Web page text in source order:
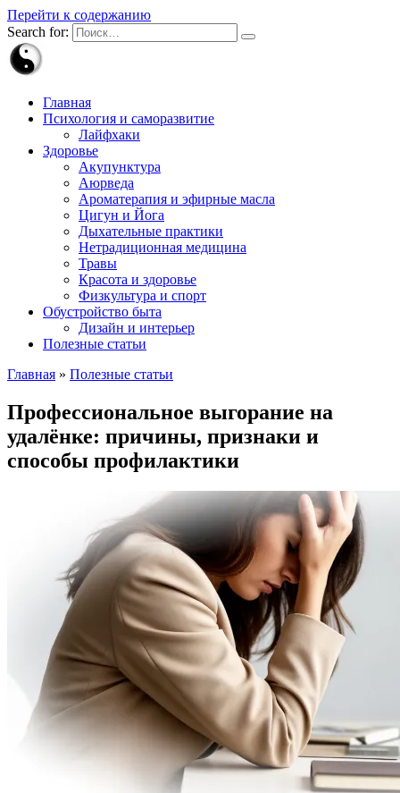
Перейти к содержанию
Search for:
Главная
Психология и саморазвитие
Лайфхаки
Здоровье
Акупунктура
Аюрведа
Ароматерапия и эфирные масла
Цигун и Йога
Дыхательные практики
Нетрадиционная медицина
Травы
Красота и здоровье
Физкультура и спорт
Обустройство быта
Дизайн и интерьер
Полезные статьи
Главная » Полезные статьи
Профессиональное выгорание на
удалёнке: причины, признаки и
способы профилактики